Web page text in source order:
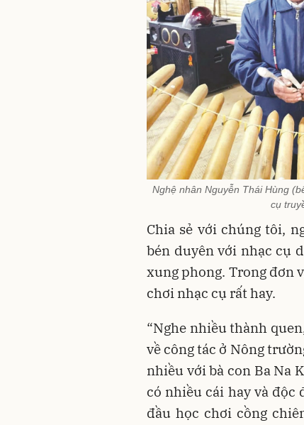
Nghệ nhân Nguyễn Thái Hùng
cụ
Chia sẻ với chúng tôi,
bén duyên với nhạc cụ
xung phong. Trong đơn
chơi nhạc cụ rất hay.
“Nghe nhiều thành
về công tác ở Nông
nhiều với bà con Ba Na
có nhiều cái hay và độc
đầu học chơi cồng